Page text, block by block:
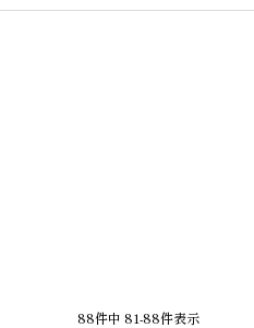
88件中 81-88件表示